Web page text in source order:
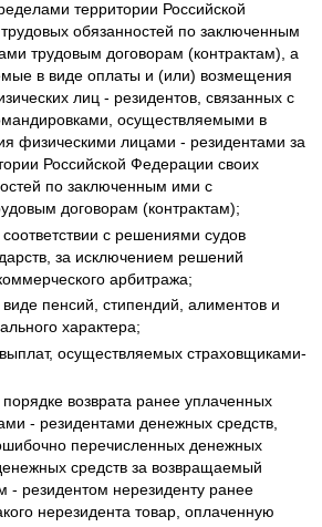
территории Российской
обязанностей по заключенным
трудовым договорам (контрактам), а
в виде оплаты и (или) возмещения
лиц - резидентов, связанных с
осуществляемыми в
физическими лицами - резидентами за
Российской Федерации своих
по заключенным ими с
договорам (контрактам);
с решениями судов
за исключением решений
арбитража;
пенсий, стипендий, алиментов и
характера;
осуществляемых страховщиками-
возврата ранее уплаченных
- резидентами денежных средств,
перечисленных денежных
средств за возвращаемый
- резидентом нерезиденту ранее
нерезидента товар, оплаченную